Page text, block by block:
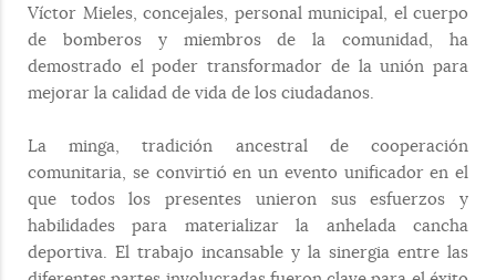
Víctor Mieles, concejales, personal municipal, el cuerpo
de bomberos y miembros de la comunidad, ha
demostrado el poder transformador de la unión para
mejorar la calidad de vida de los ciudadanos.
La minga, tradición ancestral de cooperación
comunitaria, se convirtió en un evento unificador en el
que todos los presentes unieron sus esfuerzos y
habilidades para materializar la anhelada cancha
deportiva. El trabajo incansable y la sinergia entre las